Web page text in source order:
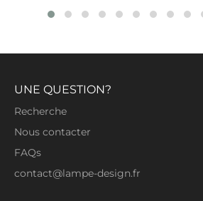
Type : Nuit lumière
Type : Lampe 3D / Veilleuse
Matériel : Acrylique
Couleurs : 7 couleurs différentes
Certification CE
UNE QUESTION?
Recherche
Nous contacter
FAQs
contact@lampe-design.fr